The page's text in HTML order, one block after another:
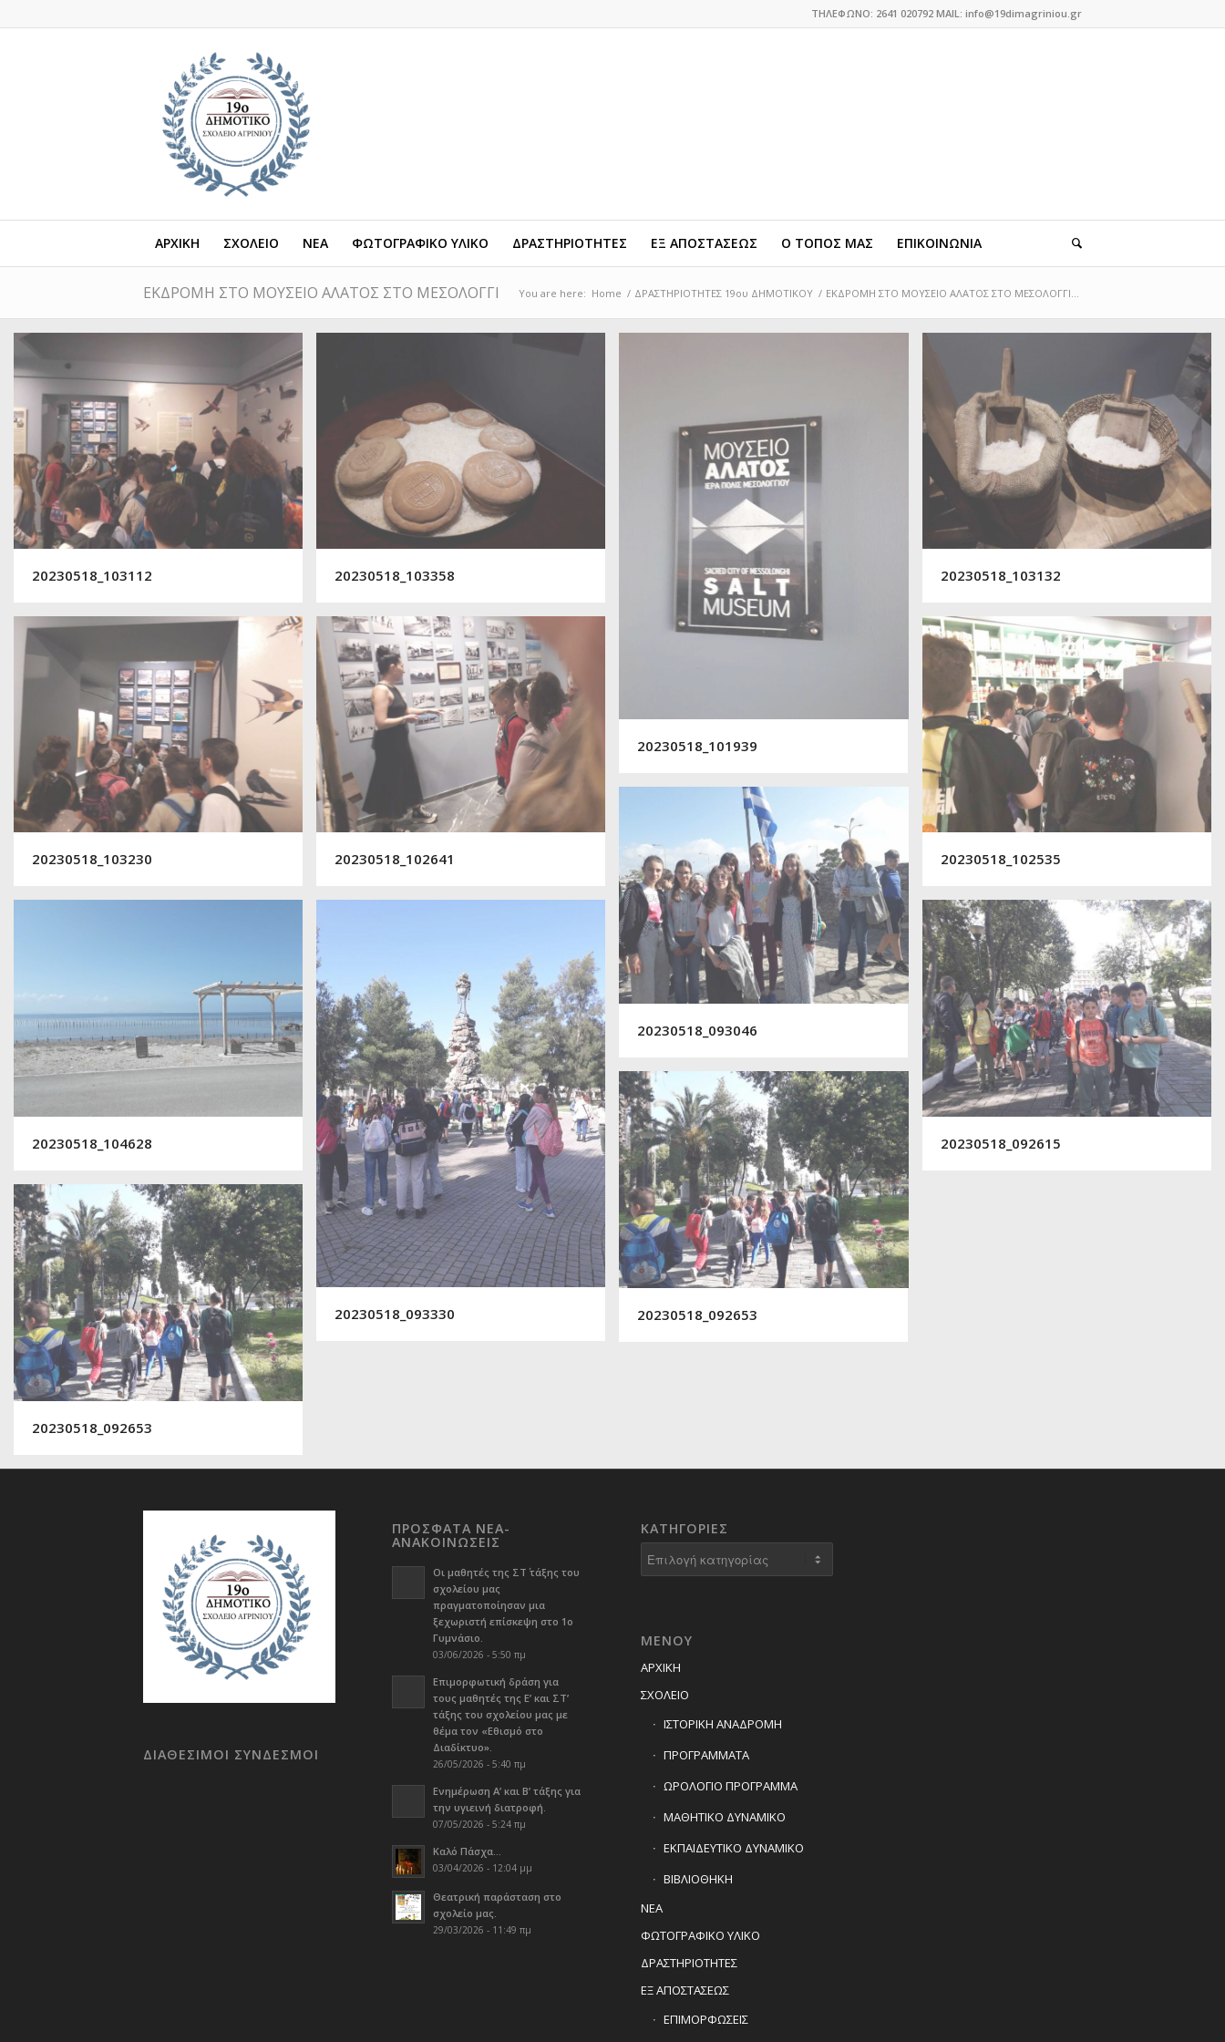
ΤΗΛΕΦΩΝΟ: 2641 020792 MAIL: info@19dimagriniou.gr
ΑΡΧΙΚΗ ΣΧΟΛΕΙΟ ΝΕΑ ΦΩΤΟΓΡΑΦΙΚΟ ΥΛΙΚΟ ΔΡΑΣΤΗΡΙΟΤΗΤΕΣ ΕΞ ΑΠΟΣΤΑΣΕΩΣ Ο ΤΟΠΟΣ ΜΑΣ ΕΠΙΚΟΙΝΩΝΙΑ
ΕΚΔΡΟΜΗ ΣΤΟ ΜΟΥΣΕΙΟ ΑΛΑΤΟΣ ΣΤΟ ΜΕΣΟΛΟΓΓΙ You are here: Home / ΔΡΑΣΤΗΡΙΟΤΗΤΕΣ 19ου ΔΗΜΟΤΙΚΟΥ / ΕΚΔΡΟΜΗ ΣΤΟ ΜΟΥΣΕΙΟ ΑΛΑΤΟΣ ΣΤΟ ΜΕΣΟΛΟΓΓΙ...
20230518_103112 20230518_103358
20230518_101939
20230518_103132
20230518_103230 20230518_102641 20230518_102535
20230518_093046
20230518_104628
20230518_093330
20230518_092615
20230518_092653
20230518_092653
ΔΙΑΘΕΣΙΜΟΙ ΣΥΝΔΕΣΜΟΙ
ΠΡΟΣΦΑΤΑ ΝΕΑ-
ΑΝΑΚΟΙΝΩΣΕΙΣ
Οι μαθητές της ΣΤ΄ τάξης του
σχολείου μας
πραγματοποίησαν μια
ξεχωριστή επίσκεψη στο 1ο
Γυμνάσιο.
03/06/2026 - 5:50 πμ
Επιμορφωτική δράση για
τους μαθητές της Ε’ και ΣΤ’
τάξης του σχολείου μας με
θέμα τον «Εθισμό στο
Διαδίκτυο».
26/05/2026 - 5:40 πμ
Ενημέρωση Α’ και Β’ τάξης για
την υγιεινή διατροφή.
07/05/2026 - 5:24 πμ
Καλό Πάσχα…
03/04/2026 - 12:04 μμ
Θεατρική παράσταση στο
σχολείο μας.
29/03/2026 - 11:49 πμ
KΑΤΗΓΟΡΊΕΣ
Kατηγορίες
ΜΕΝΟΥ
ΑΡΧΙΚΗ
ΣΧΟΛΕΙΟ
ΙΣΤΟΡΙΚΗ ΑΝΑΔΡΟΜΗ
ΠΡΟΓΡΑΜΜΑΤΑ
ΩΡΟΛΟΓΙΟ ΠΡΟΓΡΑΜΜΑ
ΜΑΘΗΤΙΚΟ ΔΥΝΑΜΙΚΟ
ΕΚΠΑΙΔΕΥΤΙΚΟ ΔΥΝΑΜΙΚΟ
ΒΙΒΛΙΟΘΗΚΗ
ΝΕΑ
ΦΩΤΟΓΡΑΦΙΚΟ ΥΛΙΚΟ
ΔΡΑΣΤΗΡΙΟΤΗΤΕΣ
ΕΞ ΑΠΟΣΤΑΣΕΩΣ
ΕΠΙΜΟΡΦΩΣΕΙΣ